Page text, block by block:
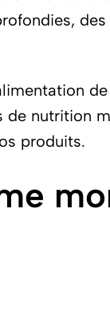
nutrition
produits.